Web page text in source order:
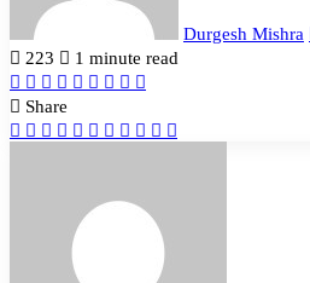
Durgesh Mishra
223
1 minute read
Facebook
Twitter
LinkedIn
Tumblr
Pinterest
Reddit
VKontakte
Odnoklassniki
Share
Facebook
Twitter
LinkedIn
Tumblr
Pinterest
Reddit
VKontakte
Odnoklassniki
Pocket
Share
via